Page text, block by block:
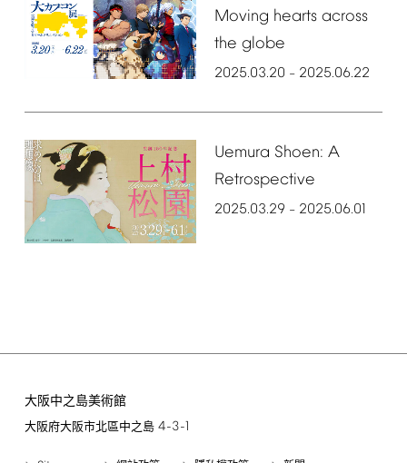
Moving hearts across
the globe
2025.03.20 – 2025.06.22
Uemura Shoen: A
Retrospective
2025.03.29– 2025.06.01
大阪中之島美術館
大阪府大阪市北區中之島 4-3-1